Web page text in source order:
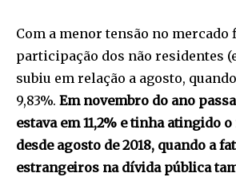
Com a menor tensão no mercado
participação dos não residentes
subiu em relação a agosto,
9,83%. Em novembro do ano
estava em 11,2% e tinha atingido
desde agosto de 2018, quando a
estrangeiros na dívida pública